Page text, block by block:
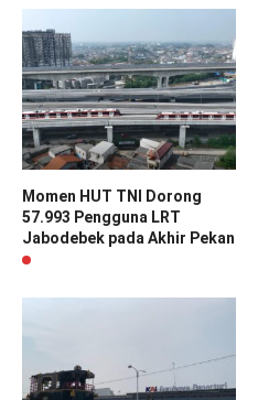
Momen HUT TNI Dorong
57.993 Pengguna LRT
Jabodebek pada Akhir Pekan